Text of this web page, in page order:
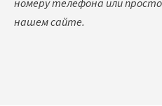
номеру телефона или
нашем сайте.